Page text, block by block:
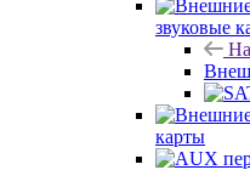
звуковые
карты